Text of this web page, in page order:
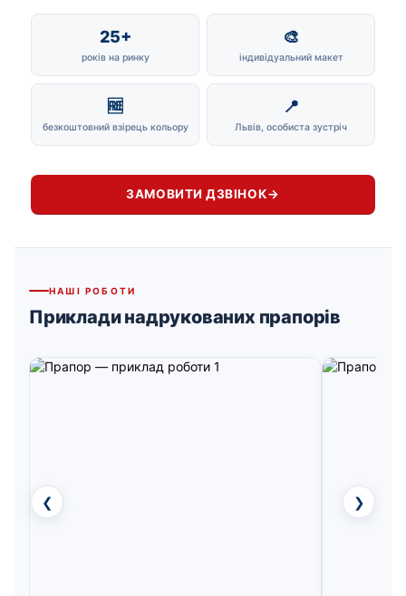
25+
років на ринку
🎨
індивідуальний макет
🆓
безкоштовний взірець кольору
📍
Львів, особиста зустріч
ЗАМОВИТИ ДЗВІНОК→
НАШІ РОБОТИ
Приклади надрукованих прапорів
❮ ❯